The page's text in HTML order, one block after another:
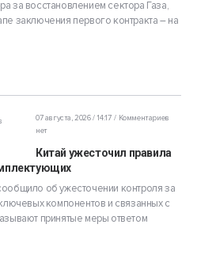
за восстановлением сектора Газа,
заключения первого контракта – на
07 августа, 2026 / 14:17
Комментариев
нет
Китай ужесточил правила
об ужесточении контроля за
компонентов и связанных с
принятые меры ответом